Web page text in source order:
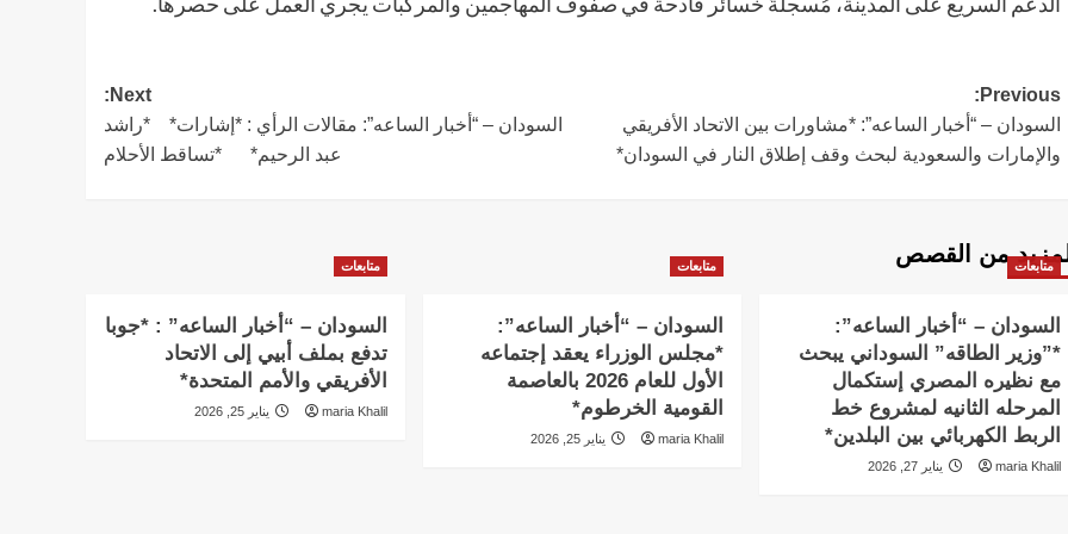
Post
navigation
Previous:
السودان – “أخبار الساعه”: *مشاورات بين الاتحاد الأفريقي
والإمارات والسعودية لبحث وقف إطلاق النار في السودان*
Next:
السودان – “أخبار الساعه”: مقالات الرأي : *إشارات* *راشد
عبد الرحيم* *تساقط الأحلام
من القصص متابعات
السودان – “أخبار الساعه”:
*”وزير الطاقه” السوداني يبحث
مع نظيره المصري إستكمال
المرحله الثانيه لمشروع خط
الربط الكهربائي بين البلدين*
maria Khalil يناير 27, 2026
متابعات
السودان – “أخبار الساعه”:
*مجلس الوزراء يعقد إجتماعه
الأول للعام 2026 بالعاصمة
القومية الخرطوم*
maria Khalil يناير 25, 2026
متابعات
السودان – “أخبار الساعه” : *جوبا
تدفع بملف أبيي إلى الاتحاد
الأفريقي والأمم المتحدة*
maria Khalil يناير 25, 2026